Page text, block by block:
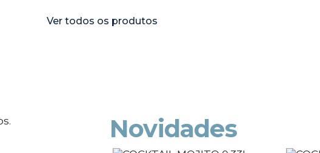
Ver todos os produtos
Novidades